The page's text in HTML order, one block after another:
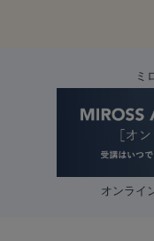
ミ
オンライ